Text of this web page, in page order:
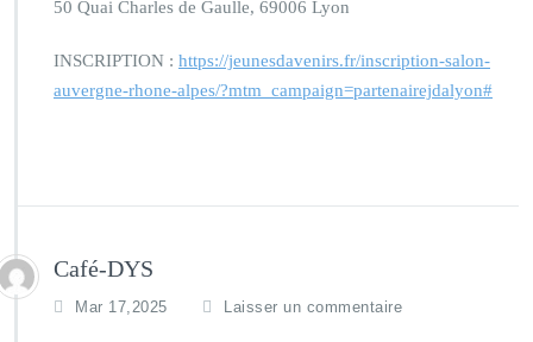
50 Quai Charles de Gaulle, 69006 Lyon
INSCRIPTION : https://jeunesdavenirs.fr/inscription-salon-
auvergne-rhone-alpes/?mtm_campaign=partenairejdalyon#
Café-DYS
Mar 17,2025 Laisser un commentaire